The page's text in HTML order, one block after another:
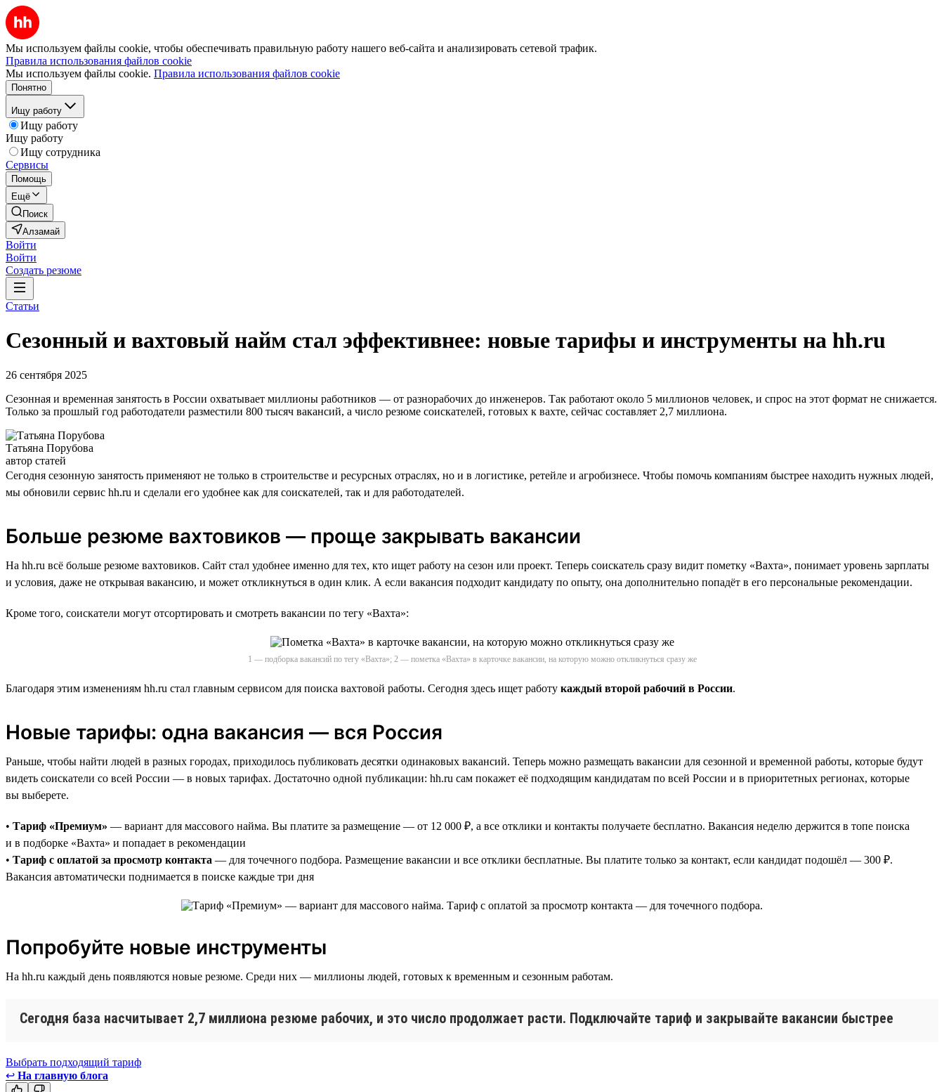
Мы используем файлы cookie, чтобы обеспечивать правильную работу нашего веб-сайта и анализировать сетевой трафик.
Правила использования файлов cookie
Мы используем файлы cookie. Правила использования файлов cookie
Понятно
Ищу работу
Ищу работу
Ищу работу
Ищу сотрудника
Сервисы
Помощь
Ещё
Поиск
Алзамай
Войти
Войти
Создать резюме
Статьи
Сезонный и вахтовый найм стал эффективнее: новые тарифы и инструменты на hh.ru
26 сентября 2025
Сезонная и временная занятость в России охватывает миллионы работников — от разнорабочих до инженеров. Так работают около 5 миллионов человек, и спрос на этот формат не снижается.
Только за прошлый год работодатели разместили 800 тысяч вакансий, а число резюме соискателей, готовых к вахте, сейчас составляет 2,7 миллиона.
Татьяна Порубова
автор статей
Сегодня сезонную занятость применяют не только в строительстве и ресурсных отраслях, но и в логистике, ретейле и агробизнесе. Чтобы помочь компаниям быстрее находить нужных людей,
мы обновили сервис hh.ru и сделали его удобнее как для соискателей, так и для работодателей.
Больше резюме вахтовиков — проще закрывать вакансии
На hh.ru всё больше резюме вахтовиков. Сайт стал удобнее именно для тех, кто ищет работу на сезон или проект. Теперь соискатель сразу видит пометку «Вахта», понимает уровень зарплаты
и условия, даже не открывая вакансию, и может откликнуться в один клик. А если вакансия подходит кандидату по опыту, она дополнительно попадёт в его персональные рекомендации.
Кроме того, соискатели могут отсортировать и смотреть вакансии по тегу «Вахта»:
1 — подборка вакансий по тегу «Вахта»; 2 — пометка «Вахта» в карточке вакансии, на которую можно откликнуться сразу же
Благодаря этим изменениям hh.ru стал главным сервисом для поиска вахтовой работы. Сегодня здесь ищет работу каждый второй рабочий в России.
Новые тарифы: одна вакансия — вся Россия
Раньше, чтобы найти людей в разных городах, приходилось публиковать десятки одинаковых вакансий. Теперь можно размещать вакансии для сезонной и временной работы, которые будут
видеть соискатели со всей России — в новых тарифах. Достаточно одной публикации: hh.ru сам покажет её подходящим кандидатам по всей России и в приоритетных регионах, которые
вы выберете.
• Тариф «Премиум» — вариант для массового найма. Вы платите за размещение — от 12 000 ₽, а все отклики и контакты получаете бесплатно. Вакансия неделю держится в топе поиска
и в подборке «Вахта» и попадает в рекомендации
• Тариф с оплатой за просмотр контакта — для точечного подбора. Размещение вакансии и все отклики бесплатные. Вы платите только за контакт, если кандидат подошёл — 300 ₽.
Вакансия автоматически поднимается в поиске каждые три дня
Попробуйте новые инструменты
На hh.ru каждый день появляются новые резюме. Среди них — миллионы людей, готовых к временным и сезонным работам.
Сегодня база насчитывает 2,7 миллиона резюме рабочих, и это число продолжает расти. Подключайте тариф и закрывайте вакансии быстрее
Выбрать подходящий тариф
↩ На главную блога